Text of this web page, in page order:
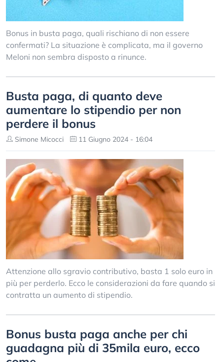
Bonus in busta paga, quali rischiano di non essere
confermati? La situazione è complicata, ma il governo
Meloni non sembra disposto a rinunce.
Busta paga, di quanto deve
aumentare lo stipendio per non
perdere il bonus
Simone Micocci 11 Giugno 2024 - 16:04
Attenzione allo sgravio contributivo, basta 1 solo euro in
più per perderlo. Ecco le considerazioni da fare quando si
contratta un aumento di stipendio.
Bonus busta paga anche per chi
guadagna più di 35mila euro, ecco